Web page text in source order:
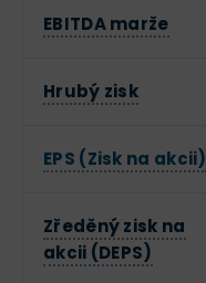
EBITDA marže
Hrubý zisk
EPS (Zisk na akcii)
Zředěný zisk na
akcii (DEPS)